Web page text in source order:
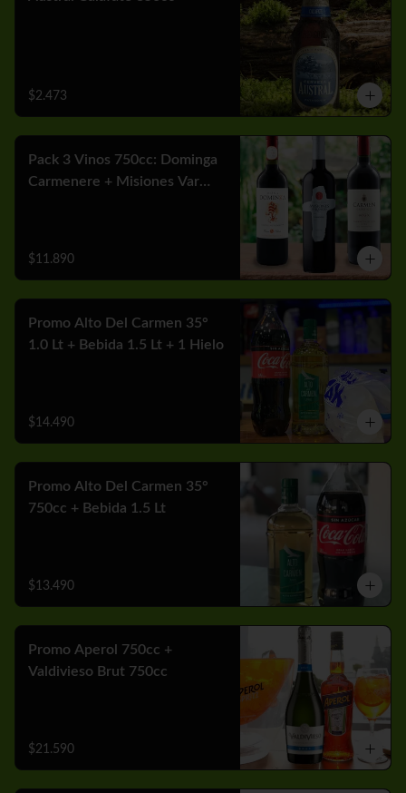
$2.473
Pack 3 Vinos 750cc: Dominga
Carmenere + Misiones Var
$11.890
Promo Alto Del Carmen 35°
1.0 Lt + Bebida 1.5 Lt + 1 Hielo
$14.490
Promo Alto Del Carmen 35°
750cc + Bebida 1.5 Lt
$13.490
Promo Aperol 750cc +
Valdivieso Brut 750cc
$21.590